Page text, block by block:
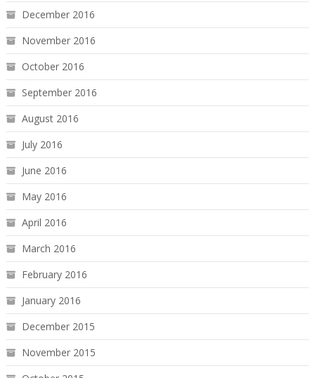
December 2016
November 2016
October 2016
September 2016
August 2016
July 2016
June 2016
May 2016
April 2016
March 2016
February 2016
January 2016
December 2015
November 2015